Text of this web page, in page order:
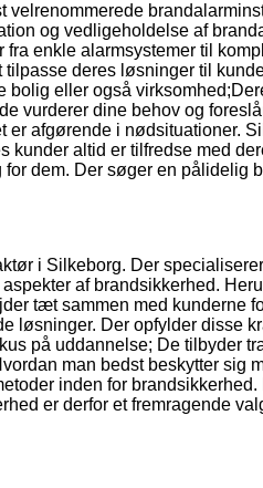
velrenommerede
og vedligeholdelse af
enkle alarmsystemer til
deres løsninger til
bolig eller også
vurderer dine behov og
er afgørende i nødsituationer.
kunder altid er tilfredse med
dem. Der søger en pålidelig
i Silkeborg. Der
af brandsikkerhed.
tæt sammen med kunderne
løsninger. Der opfylder disse
på uddannelse; De tilbyder
man bedst beskytter sig
inden for
er derfor et fremragende